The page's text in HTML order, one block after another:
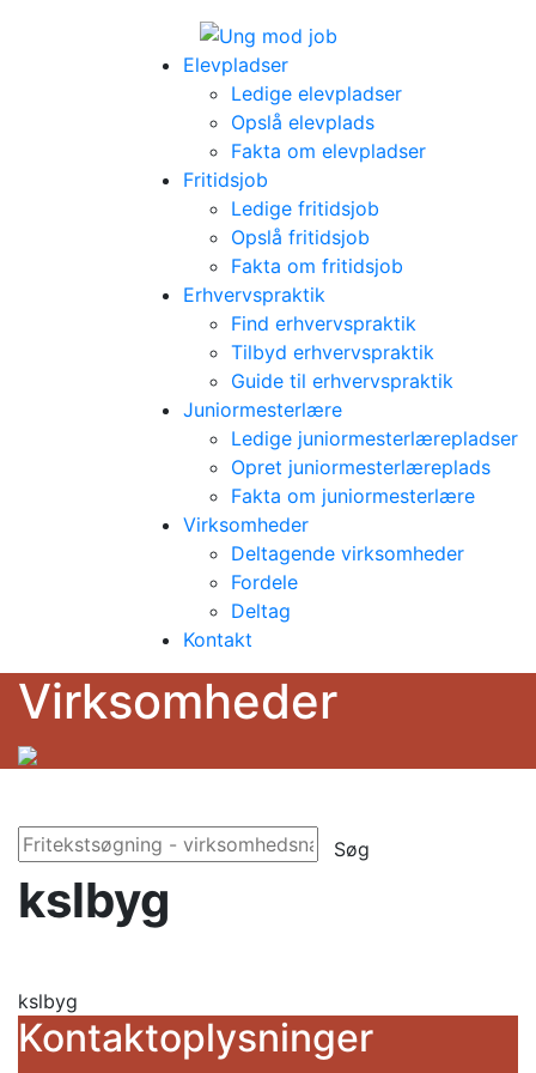
Elevpladser
Ledige elevpladser
Opslå elevplads
Fakta om elevpladser
Fritidsjob
Ledige fritidsjob
Opslå fritidsjob
Fakta om fritidsjob
Erhvervspraktik
Find erhvervspraktik
Tilbyd erhvervspraktik
Guide til erhvervspraktik
Juniormesterlære
Ledige juniormesterlærepladser
Opret juniormesterlæreplads
Fakta om juniormesterlære
Virksomheder
Deltagende virksomheder
Fordele
Deltag
Kontakt
Virksomheder
Søg
kslbyg
kslbyg
Kontaktoplysninger